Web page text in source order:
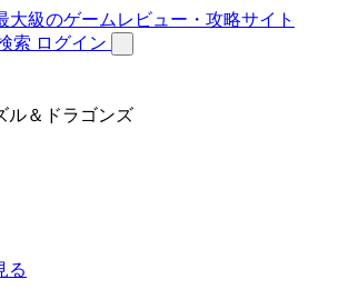
索 ログイン
ル＆ドラゴンズ
る